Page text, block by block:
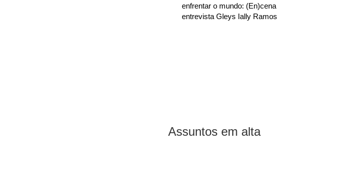
enfrentar o mundo: (En)cena
entrevista Gleys Ially Ramos
Assuntos em alta